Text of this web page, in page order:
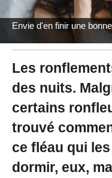
:
0
-
M
i
s
u
r
l
e
Envie d'en finir une
Les
des nuits.
certains
trouvé
ce fléau qui
dormir, eux,